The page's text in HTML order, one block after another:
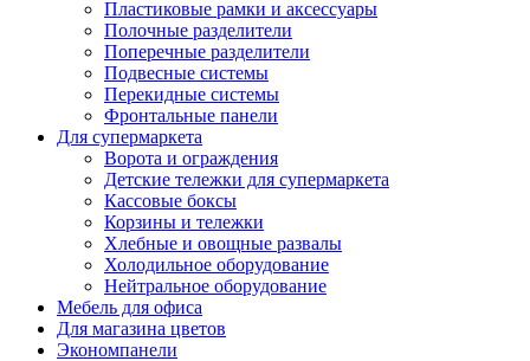
Пластиковые рамки и аксессуары
Полочные разделители
Поперечные разделители
Подвесные системы
Перекидные системы
Фронтальные панели
Для супермаркета
Ворота и ограждения
Детские тележки для супермаркета
Кассовые боксы
Корзины и тележки
Хлебные и овощные развалы
Холодильное оборудование
Нейтральное оборудование
Мебель для офиса
Для магазина цветов
Экономпанели